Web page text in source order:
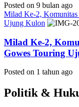
Posted on 9 bulan ago
Milad Ke-2, Komunitas
Ujung Kulon
Milad Ke-2,
Gowes Touring
Posted on 1 tahun ago
Politik &